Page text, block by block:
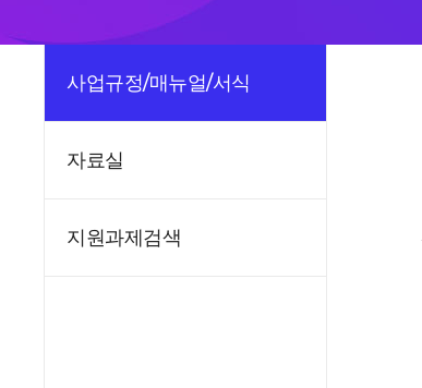
사업규정/매뉴얼/서식
자료실
지원과제검색